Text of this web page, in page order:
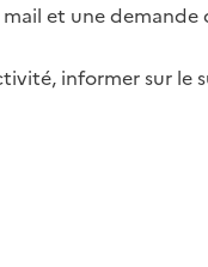
et une demande
, informer sur le